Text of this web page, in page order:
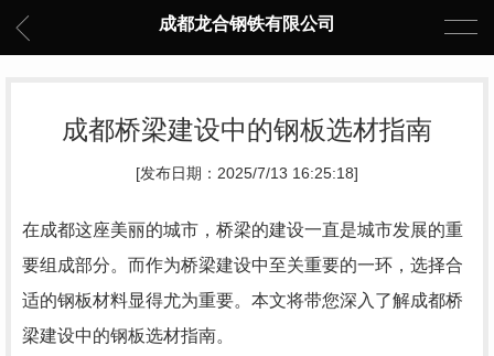
成都龙合钢铁有限公司
成都桥梁建设中的钢板选材指南
[发布日期：2025/7/13 16:25:18]
在成都这座美丽的城市，桥梁的建设一直是城市发展的重
要组成部分。而作为桥梁建设中至关重要的一环，选择合
适的钢板材料显得尤为重要。本文将带您深入了解成都桥
梁建设中的钢板选材指南。